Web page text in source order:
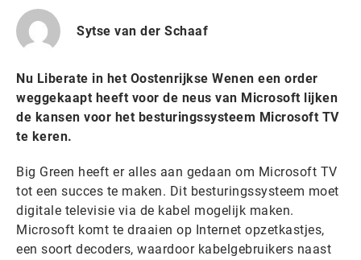
Sytse van der Schaaf
Nu Liberate in het Oostenrijkse Wenen een order
weggekaapt heeft voor de neus van Microsoft lijken
de kansen voor het besturingssysteem Microsoft TV
te keren.
Big Green heeft er alles aan gedaan om Microsoft TV
tot een succes te maken. Dit besturingssysteem moet
digitale televisie via de kabel mogelijk maken.
Microsoft komt te draaien op Internet opzetkastjes,
een soort decoders, waardoor kabelgebruikers naast